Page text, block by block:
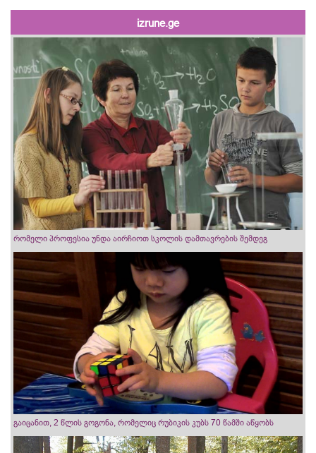
izrune.ge
რომელი პროფესია უნდა აირჩიოთ სკოლის დამთავრების შემდეგ
გაიცანით, 2 წლის გოგონა, რომელიც რუბიკის კუბს 70 წამში აწყობს